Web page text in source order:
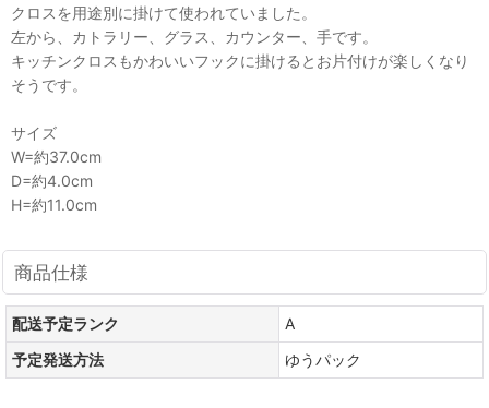
クロスを用途別に掛けて使われていました。
左から、カトラリー、グラス、カウンター、手です。
キッチンクロスもかわいいフックに掛けるとお片付けが楽しくなり
そうです。
サイズ
W=約37.0cm
D=約4.0cm
H=約11.0cm
商品仕様
配送予定ランク
A
予定発送方法
ゆうパック